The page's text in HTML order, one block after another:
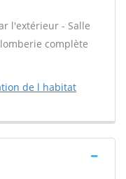
l'extérieur - Salle
complète
de l habitat